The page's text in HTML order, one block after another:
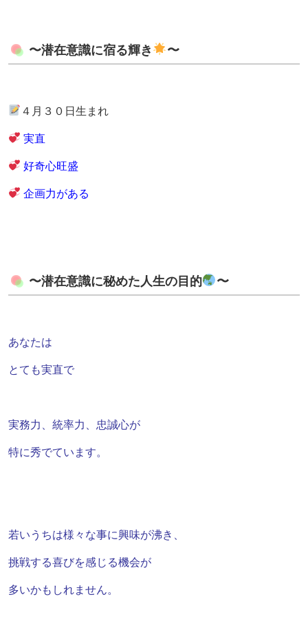
〜潜在意識に宿る輝き 〜
４月３０日生まれ
実直
好奇心旺盛
企画力がある
〜潜在意識に秘めた人生の目的 〜
あなたは
とても実直で
実務力、統率力、忠誠心が
特に秀でています。
若いうちは様々な事に興味が沸き、
挑戦する喜びを感じる機会が
多いかもしれません。